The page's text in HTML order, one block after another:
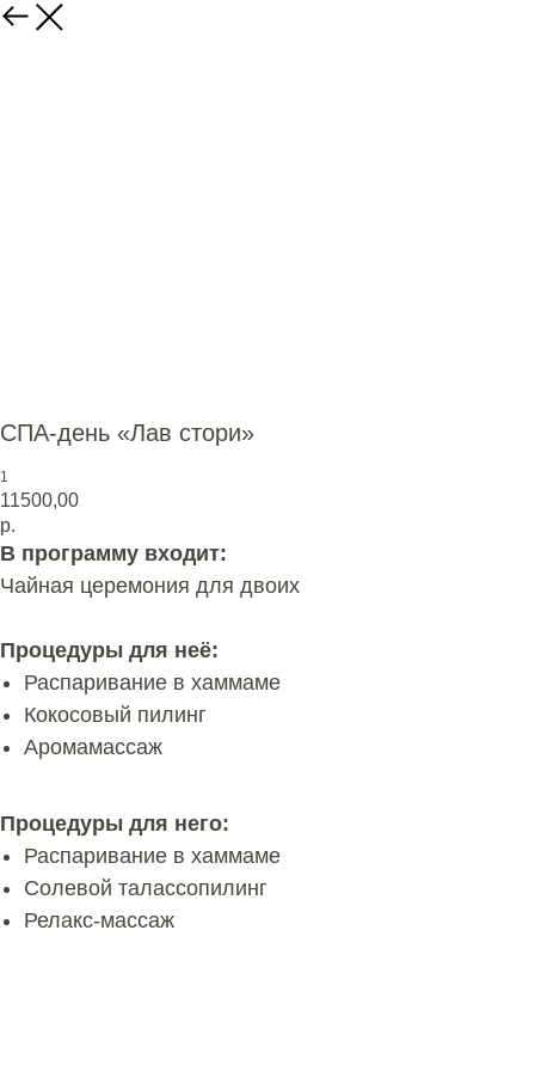
СПА-день «Лав стори»
1
11500,00
р.
В программу входит:
Чайная церемония для двоих
Процедуры для неё:
Распаривание в хаммаме
Кокосовый пилинг
Аромамассаж
Процедуры для него:
Распаривание в хаммаме
Солевой талассопилинг
Релакс-массаж